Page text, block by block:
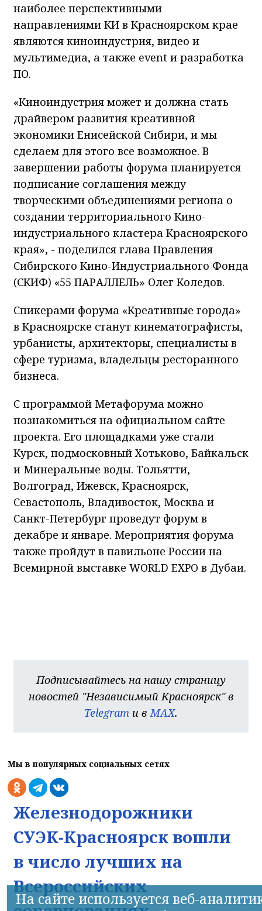
наиболее перспективными
направлениями КИ в Красноярском крае
являются киноиндустрия, видео и
мультимедиа, а также event и разработка
ПО.
«Киноиндустрия может и должна стать
драйвером развития креативной
экономики Енисейской Сибири, и мы
сделаем для этого все возможное. В
завершении работы форума планируется
подписание соглашения между
творческими объединениями региона о
создании территориального Кино-
индустриального кластера Красноярского
края», - поделился глава Правления
Сибирского Кино-Индустриального Фонда
(СКИФ) «55 ПАРАЛЛЕЛЬ» Олег Коледов.
Спикерами форума «Креативные города»
в Красноярске станут кинематографисты,
урбанисты, архитекторы, специалисты в
сфере туризма, владельцы ресторанного
бизнеса.
С программой Метафорума можно
познакомиться на официальном сайте
проекта. Его площадками уже стали
Курск, подмосковный Хотьково, Байкальск
и Минеральные воды. Тольятти,
Волгоград, Ижевск, Красноярск,
Севастополь, Владивосток, Москва и
Санкт-Петербург проведут форум в
декабре и январе. Мероприятия форума
также пройдут в павильоне России на
Всемирной выставке WORLD EXPO в Дубаи.
Подписывайтесь на нашу страницу
новостей "Независимый Красноярск" в
Telegram и в MAX.
Мы в популярных социальных сетях
Железнодорожники
СУЭК-Красноярск вошли
в число лучших на
Всероссийских
На сайте используется веб-